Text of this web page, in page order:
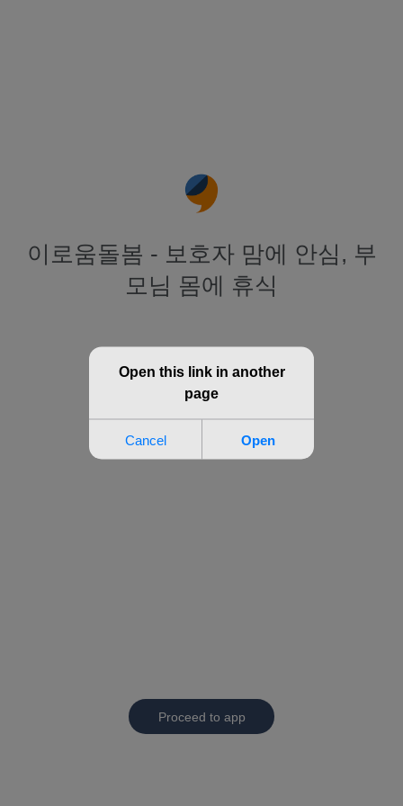
이로움돌봄 - 보호자 맘에 안심, 부
모님 몸에 휴식
Proceed to app